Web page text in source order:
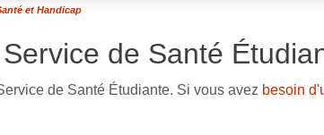
et Handicap
de Santé
de Santé Étudiante. Si vous avez besoin